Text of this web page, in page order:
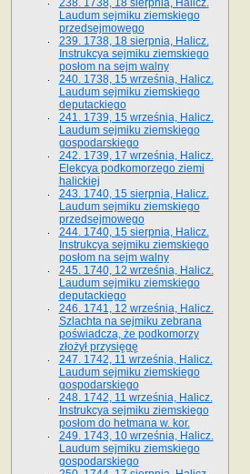
238. 1738, 18 sierpnia, Halicz.
Laudum sejmiku ziemskiego
przedsejmowego
239. 1738, 18 sierpnia, Halicz.
Instrukcya sejmiku ziemskiego
posłom na sejm walny
240. 1738, 15 września, Halicz.
Laudum sejmiku ziemskiego
deputackiego
241. 1739, 15 września, Halicz.
Laudum sejmiku ziemskiego
gospodarskiego
242. 1739, 17 września, Halicz.
Elekcya podkomorzego ziemi
halickiej
243. 1740, 15 sierpnia, Halicz.
Laudum sejmiku ziemskiego
przedsejmowego
244. 1740, 15 sierpnia, Halicz.
Instrukcya sejmiku ziemskiego
posłom na sejm walny
245. 1740, 12 września, Halicz.
Laudum sejmiku ziemskiego
deputackiego
246. 1741, 12 września, Halicz.
Szlachta na sejmiku zebrana
poświadcza, że podkomorzy
złożył przysięgę
247. 1742, 11 września, Halicz.
Laudum sejmiku ziemskiego
gospodarskiego
248. 1742, 11 września, Halicz.
Instrukcya sejmiku ziemskiego
posłom do hetmana w. kor.
249. 1743, 10 września, Halicz.
Laudum sejmiku ziemskiego
gospodarskiego